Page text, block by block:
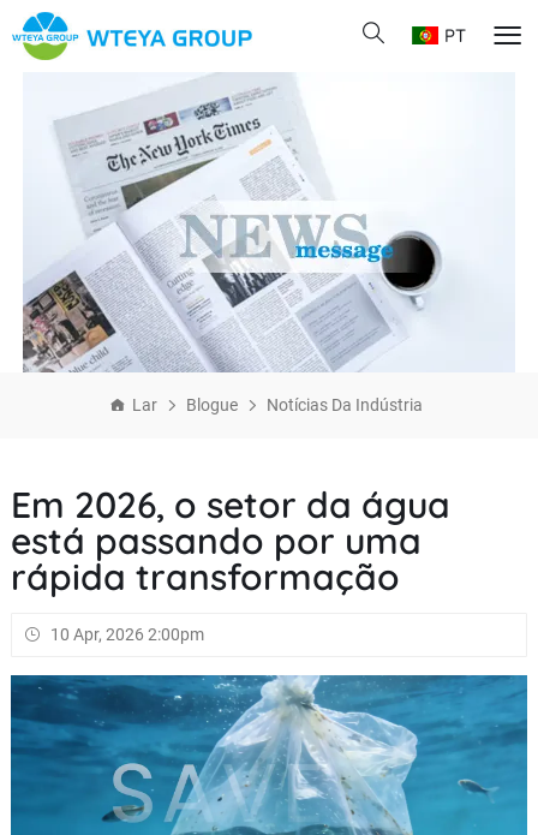
PT
Lar Blogue Notícias Da Indústria
Em 2026, o setor da água
está passando por uma
rápida transformação
10 Apr, 2026 2:00pm